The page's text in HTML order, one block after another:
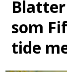
som
tide